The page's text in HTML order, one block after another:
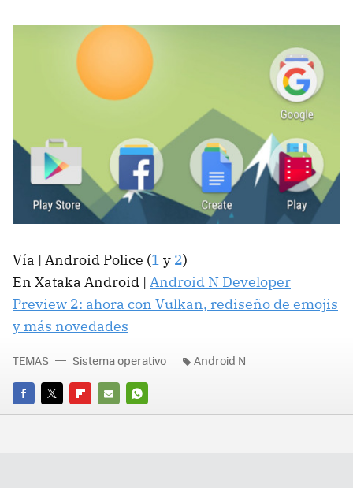
Vía | Android Police (1 y 2)
En Xataka Android | Android N Developer
Preview 2: ahora con Vulkan, rediseño de emojis
y más novedades
FACEBOOK
TWITTERFLIPBOARD
E-
WHATSAPP
TEMAS Sistema operativo Android N